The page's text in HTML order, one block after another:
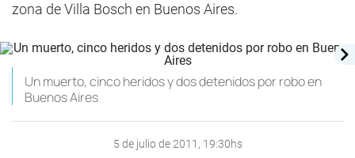
zona de Villa Bosch en Buenos Aires.
Un muerto, cinco heridos y dos detenidos por robo en
Buenos Aires
5 de julio de 2011, 19:30hs